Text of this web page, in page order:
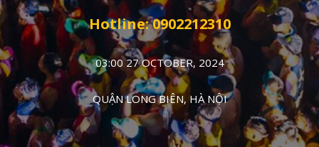
Hotline: 0902212310
03:00 27 OCTOBER, 2024
QUẬN LONG BIÊN, HÀ NỘI